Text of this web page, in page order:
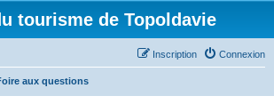
tourisme de Topoldavie
Connexion
Inscription
aux questions